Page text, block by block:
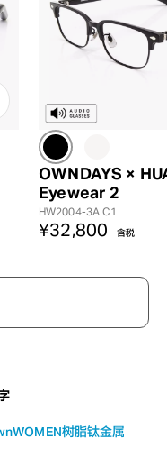
OWNDAYS ×
Eyewear 2
HW2004-3A C1
¥32,800 含税
WOMEN树脂钛金属